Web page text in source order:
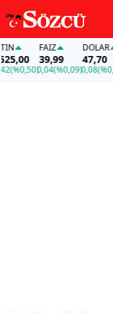
FAİZ
39,99
0,04(%0,09)
DOLAR
47,70
0,08(%0,16)-